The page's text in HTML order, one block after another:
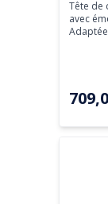
Tête de
avec